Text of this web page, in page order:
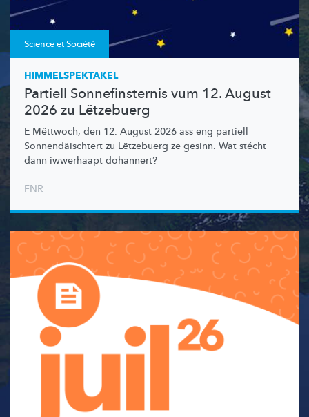
Science et Société
HIMMELSPEKTAKEL
Partiell Sonnefinsternis vum 12. August
2026 zu Lëtzebuerg
E Mëttwoch, den 12. August 2026 ass eng partiell
Sonnendäischtert zu Lëtzebuerg ze gesinn. Wat stécht
dann iwwerhaapt dohannert?
FNR